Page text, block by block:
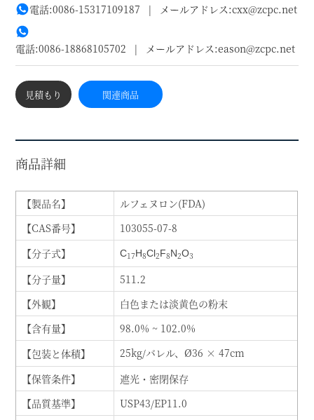
電話:0086-15317109187 | メールアドレス:сxx@zcpc.net
電話:0086-18868105702 | メールアドレス:eason@zcpc.net
見積もり 関連商品
商品詳細
【製品名】
ルフェヌロン(FDA)
【CAS番号】
103055-07-8
【分子式】
C17H8Cl2F8N2O3
【分子量】
511.2
【外観】
白色または淡黄色の粉末
【含有量】
98.0% ~ 102.0%
【包装と体積】
25kg/バレル、Ø36 × 47cm
【保管条件】
遮光・密閉保存
【品質基準】
USP43/EP11.0